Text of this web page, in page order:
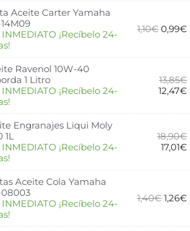
Aceite Carter Yamaha
¡Recíbelo 24-
1,10€ 0,99€
Ravenol 10W-40
1 Litro
¡Recíbelo 24-
13,85€
12,47€
Engranajes Liqui Moly
¡Recíbelo 24-
18,90€
17,01€
Aceite Cola Yamaha
¡Recíbelo 24-
1,40€ 1,26€